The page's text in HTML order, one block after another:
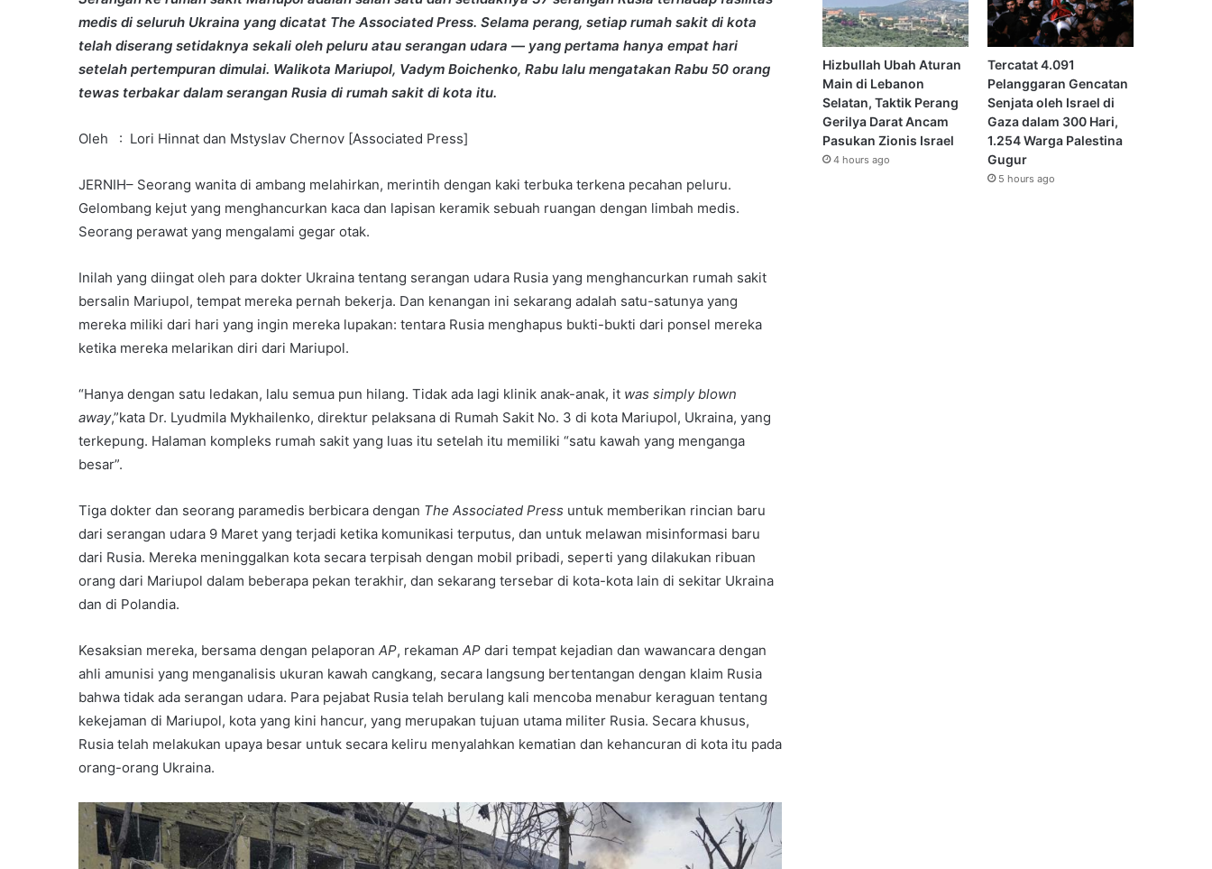
medis di seluruh Ukraina yang dicatat The Associated Press. Selama perang, setiap rumah sakit di kota
telah diserang setidaknya sekali oleh peluru atau serangan udara — yang pertama hanya empat hari
setelah pertempuran dimulai. Walikota Mariupol, Vadym Boichenko, Rabu lalu mengatakan Rabu 50 orang
tewas terbakar dalam serangan Rusia di rumah sakit di kota itu.
Oleh : Lori Hinnat dan Mstyslav Chernov [Associated Press]
JERNIH– Seorang wanita di ambang melahirkan, merintih dengan kaki terbuka terkena pecahan peluru.
Gelombang kejut yang menghancurkan kaca dan lapisan keramik sebuah ruangan dengan limbah medis.
Seorang perawat yang mengalami gegar otak.
Inilah yang diingat oleh para dokter Ukraina tentang serangan udara Rusia yang menghancurkan rumah sakit
bersalin Mariupol, tempat mereka pernah bekerja. Dan kenangan ini sekarang adalah satu-satunya yang
mereka miliki dari hari yang ingin mereka lupakan: tentara Rusia menghapus bukti-bukti dari ponsel mereka
ketika mereka melarikan diri dari Mariupol.
“Hanya dengan satu ledakan, lalu semua pun hilang. Tidak ada lagi klinik anak-anak, it was simply blown
away,”kata Dr. Lyudmila Mykhailenko, direktur pelaksana di Rumah Sakit No. 3 di kota Mariupol, Ukraina, yang
terkepung. Halaman kompleks rumah sakit yang luas itu setelah itu memiliki “satu kawah yang menganga
besar”.
Tiga dokter dan seorang paramedis berbicara dengan The Associated Press untuk memberikan rincian baru
dari serangan udara 9 Maret yang terjadi ketika komunikasi terputus, dan untuk melawan misinformasi baru
dari Rusia. Mereka meninggalkan kota secara terpisah dengan mobil pribadi, seperti yang dilakukan ribuan
orang dari Mariupol dalam beberapa pekan terakhir, dan sekarang tersebar di kota-kota lain di sekitar Ukraina
dan di Polandia.
Kesaksian mereka, bersama dengan pelaporan AP, rekaman AP dari tempat kejadian dan wawancara dengan
ahli amunisi yang menganalisis ukuran kawah cangkang, secara langsung bertentangan dengan klaim Rusia
bahwa tidak ada serangan udara. Para pejabat Rusia telah berulang kali mencoba menabur keraguan tentang
kekejaman di Mariupol, kota yang kini hancur, yang merupakan tujuan utama militer Rusia. Secara khusus,
Rusia telah melakukan upaya besar untuk secara keliru menyalahkan kematian dan kehancuran di kota itu pada
orang-orang Ukraina.
Hizbullah Ubah Aturan
Main di Lebanon
Selatan, Taktik Perang
Gerilya Darat Ancam
Pasukan Zionis Israel
4 hours ago
Tercatat 4.091
Pelanggaran Gencatan
Senjata oleh Israel di
Gaza dalam 300 Hari,
1.254 Warga Palestina
Gugur
5 hours ago